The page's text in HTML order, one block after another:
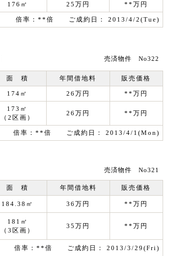
176㎡ 25万円 **万円
倍率：**倍 ご成約日： 2013/4/2(Tue)
売済物件 No322
面 積 年間借地料 販売価格
174㎡ 26万円 **万円
173㎡
（2区画）
26万円 **万円
倍率：**倍 ご成約日： 2013/4/1(Mon)
売済物件 No321
面 積 年間借地料 販売価格
184.38㎡ 36万円 **万円
181㎡
（3区画）
35万円 **万円
倍率：**倍 ご成約日： 2013/3/29(Fri)